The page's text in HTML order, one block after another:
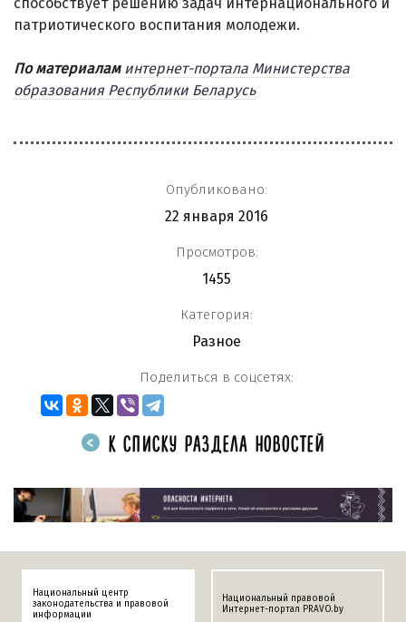
патриотического воспитания молодежи.
По материалам интернет-портала Министерства
образования Республики Беларусь
Опубликовано:
22 января 2016
Просмотров:
1455
Категория:
Разное
Поделиться в соцсетях:
К СПИСКУ РАЗДЕЛА НОВОСТЕЙ
Национальный центр
законодательства и правовой
информации
Национальный правовой
Интернет-портал PRAVO.by